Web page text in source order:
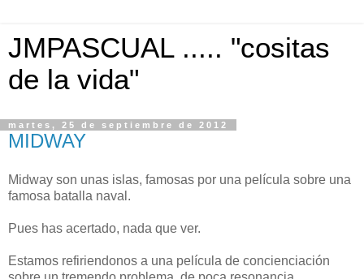
JMPASCUAL ..... "cositas
de la vida"
martes, 25 de septiembre de 2012
MIDWAY
Midway son unas islas, famosas por una película sobre una
famosa batalla naval.
Pues has acertado, nada que ver.
Estamos refiriendonos a una película de concienciación